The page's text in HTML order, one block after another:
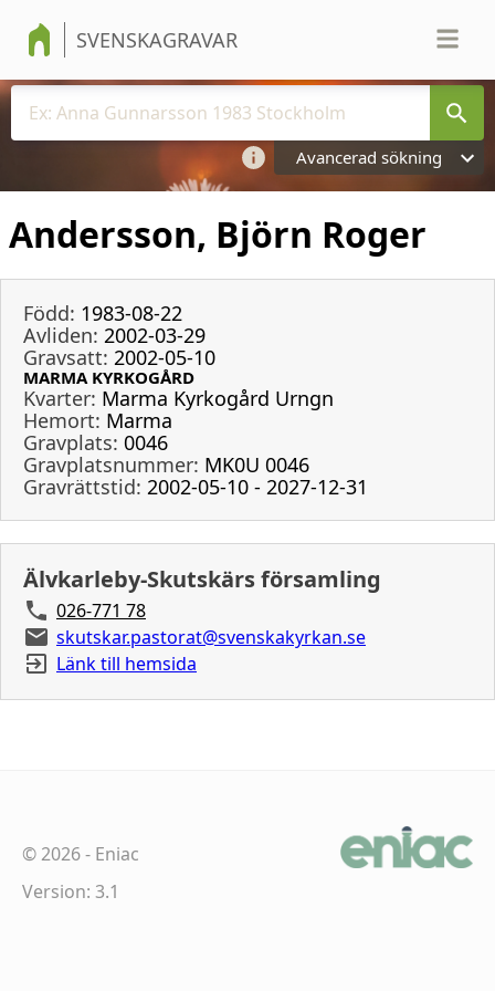
SVENSKAGRAVAR
Avancerad sökning
Andersson, Björn Roger
Född: 1983-08-22
Avliden: 2002-03-29
Gravsatt: 2002-05-10
MARMA KYRKOGÅRD
Kvarter: Marma Kyrkogård Urngn
Hemort: Marma
Gravplats: 0046
Gravplatsnummer: MK0U 0046
Gravrättstid: 2002-05-10 - 2027-12-31
Älvkarleby-Skutskärs församling
026-771 78
skutskar.pastorat@svenskakyrkan.se
Länk till hemsida
©2026- Eniac
Version: 3.1